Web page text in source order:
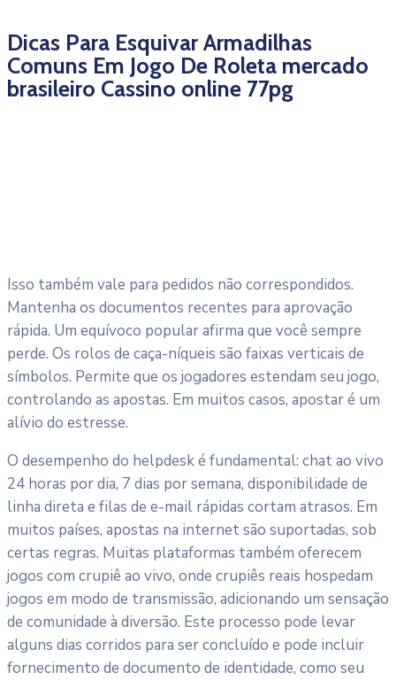
Dicas Para Esquivar Armadilhas
Comuns Em Jogo De Roleta mercado
brasileiro Cassino online 77pg
Isso também vale para pedidos não correspondidos.
Mantenha os documentos recentes para aprovação
rápida. Um equívoco popular afirma que você sempre
perde. Os rolos de caça-níqueis são faixas verticais de
símbolos. Permite que os jogadores estendam seu jogo,
controlando as apostas. Em muitos casos, apostar é um
alívio do estresse.
O desempenho do helpdesk é fundamental: chat ao vivo
24 horas por dia, 7 dias por semana, disponibilidade de
linha direta e filas de e-mail rápidas cortam atrasos. Em
muitos países, apostas na internet são suportadas, sob
certas regras. Muitas plataformas também oferecem
jogos com crupiê ao vivo, onde crupiês reais hospedam
jogos em modo de transmissão, adicionando um sensação
de comunidade à diversão. Este processo pode levar
alguns dias corridos para ser concluído e pode incluir
fornecimento de documento de identidade, como seu